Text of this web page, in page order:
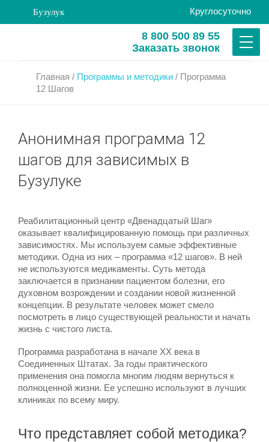
Бузулук Круглосуточно
8 800 500 89 55
Заказать звонок
Главная / Программы и методики / Программа
12 Шагов
Анонимная программа 12
шагов для зависимых в
Бузулуке
Реабилитационный центр «Двенадцатый Шаг»
оказывает квалифицированную помощь при различных
зависимостях. Мы используем самые эффективные
методики. Одна из них – программа «12 шагов». В ней
не используются медикаменты. Суть метода
заключается в признании пациентом болезни, его
духовном возрождении и создании новой жизненной
концепции. В результате человек может смело
посмотреть в лицо существующей реальности и начать
жизнь с чистого листа.
Программа разработана в начале ХХ века в
Соединенных Штатах. За годы практического
применения она помогла многим людям вернуться к
полноценной жизни. Ее успешно используют в лучших
клиниках по всему миру.
Что представляет собой методика?